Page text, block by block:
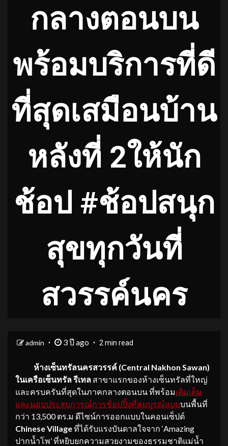
กลางตอนบน
พร้อมบริการที่ดี
ที่สุดเสมือนบ้าน
หลังที่ 2ให้นัก
ช้อป #ช้อปสนุก
สุขทุกวันที่
สวรรค์นคร
admin 3 ปี ago 2 min read
ห้างเซ็นทรัลนครสวรรค์ (Central Nakhon Sawan)
ในเครือเซ็นทรัล รีเทล สาขาแรกของห้างเซ็นทรัลที่ใหญ่
และครบครันที่สุดในภาคกลางตอนบน ที่พร้อมเติมเต็ม
และมอบประสบการณ์การช้อปปิ้งที่สมบูรณ์แบบบนพื้นที่
กว่า 13,500 ตร.ม ดีไซน์การออกแบบในคอนเซ็ปต์
Chinese Villageที่ได้รับแรงบันดาลใจจาก ‘Amazing
ปากน้ำโพ’ ที่หยิบยกความสวยงามของธรรมชาติแม่น้ำ